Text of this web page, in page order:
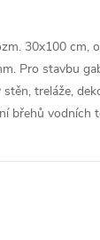
30x100 cm,
Pro stavbu
treláže,
břehů vodních